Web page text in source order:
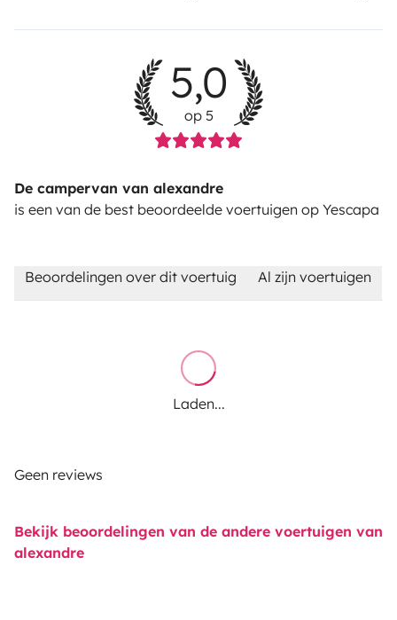
5,0
op 5
De campervan van alexandre
is een van de best beoordeelde voertuigen op Yescapa
Beoordelingen over dit voertuig Al zijn voertuigen
Laden...
Geen reviews
Bekijk beoordelingen van de andere voertuigen van
alexandre